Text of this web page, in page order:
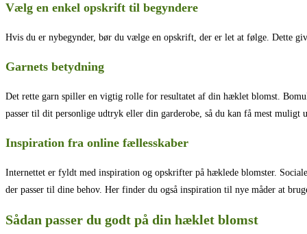
Vælg en enkel opskrift til begyndere
Hvis du er nybegynder, bør du vælge en opskrift, der er let at følge. Dette
Garnets betydning
Det rette garn spiller en vigtig rolle for resultatet af din hæklet blomst.
passer til dit personlige udtryk eller din garderobe, så du kan få mest muligt
Inspiration fra online fællesskaber
Internettet er fyldt med inspiration og opskrifter på hæklede blomster.
der passer til dine behov. Her finder du også inspiration til nye måder at
Sådan passer du godt på din hæklet blomst